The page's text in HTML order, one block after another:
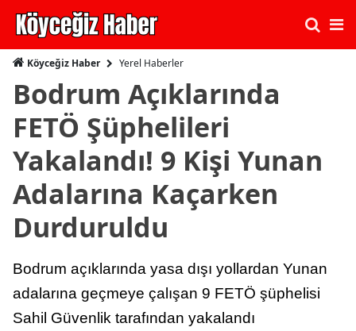
Köyceğiz Haber Yerel Haberler
Bodrum Açıklarında
FETÖ Şüphelileri
Yakalandı! 9 Kişi Yunan
Adalarına Kaçarken
Durduruldu
Bodrum açıklarında yasa dışı yollardan Yunan
adalarına geçmeye çalışan 9 FETÖ şüphelisi
Sahil Güvenlik tarafından yakalandı